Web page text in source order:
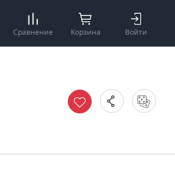
Сравнение Корзина Войти